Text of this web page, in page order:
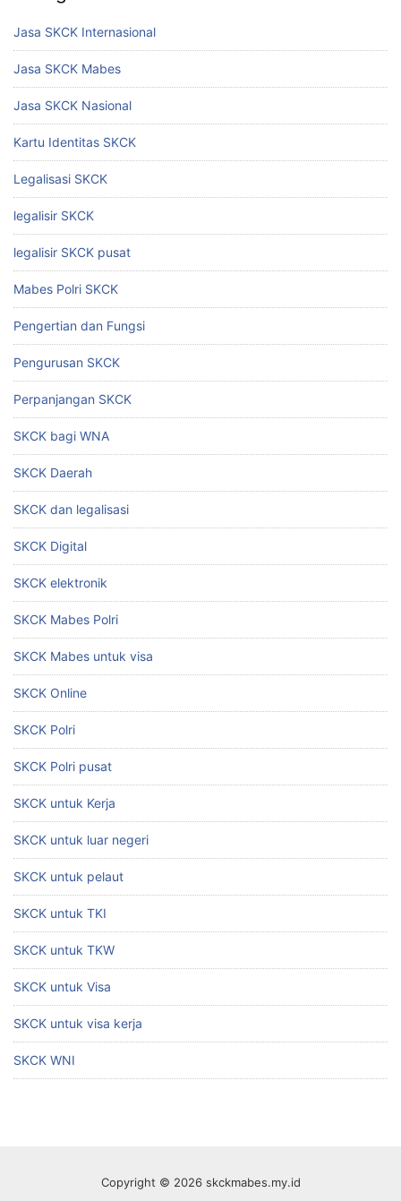
Jasa SKCK Internasional
Jasa SKCK Mabes
Jasa SKCK Nasional
Kartu Identitas SKCK
Legalisasi SKCK
legalisir SKCK
legalisir SKCK pusat
Mabes Polri SKCK
Pengertian dan Fungsi
Pengurusan SKCK
Perpanjangan SKCK
SKCK bagi WNA
SKCK Daerah
SKCK dan legalisasi
SKCK Digital
SKCK elektronik
SKCK Mabes Polri
SKCK Mabes untuk visa
SKCK Online
SKCK Polri
SKCK Polri pusat
SKCK untuk Kerja
SKCK untuk luar negeri
SKCK untuk pelaut
SKCK untuk TKI
SKCK untuk TKW
SKCK untuk Visa
SKCK untuk visa kerja
SKCK WNI
Copyright © 2026 skckmabes.my.id